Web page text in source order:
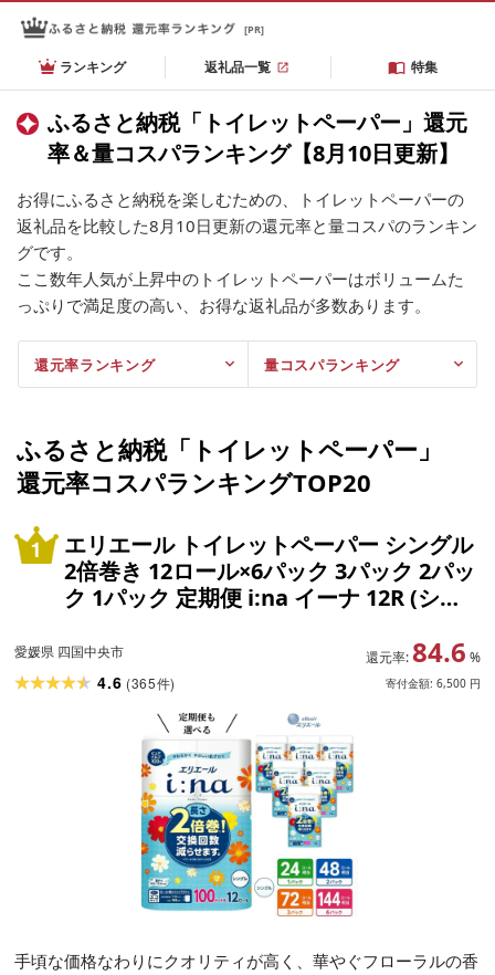
[PR]
ランキング 返礼品一覧 特集
ふるさと納税「トイレットペーパー」還元
率＆量コスパランキング【8月10日更新】
お得にふるさと納税を楽しむための、トイレットペーパーの
返礼品を比較した8月10日更新の還元率と量コスパのランキン
グです。
ここ数年人気が上昇中のトイレットペーパーはボリュームた
っぷりで満足度の高い、お得な返礼品が多数あります。
還元率ランキング 量コスパランキング
ふるさと納税「トイレットペーパー」
還元率コスパランキングTOP20
エリエール トイレットペーパー シングル
2倍巻き 12ロール×6パック 3パック 2パッ
ク 1パック 定期便 i:na イーナ 12R (シン
防災 愛媛県 四国中央市
愛媛県 四国中央市 還元率: 84.6 %
寄付金額: 6,500 円
4.6 (365件)
手頃な価格なわりにクオリティが高く、華やぐフローラルの香